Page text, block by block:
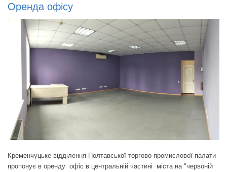
Оренда офісу
Кременчуцьке відділення Полтавської торгово-промислової палати
пропонує в оренду офіс в центральній частині міста на "червоній